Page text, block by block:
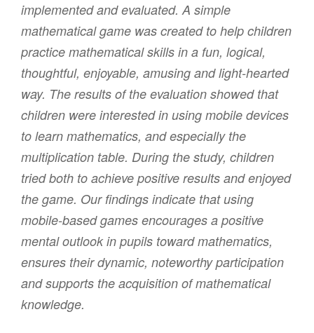
implemented and evaluated. A simple
mathematical game was created to help children
practice mathematical skills in a fun, logical,
thoughtful, enjoyable, amusing and light-hearted
way. The results of the evaluation showed that
children were interested in using mobile devices
to learn mathematics, and especially the
multiplication table. During the study, children
tried both to achieve positive results and enjoyed
the game. Our findings indicate that using
mobile-based games encourages a positive
mental outlook in pupils toward mathematics,
ensures their dynamic, noteworthy participation
and supports the acquisition of mathematical
knowledge.